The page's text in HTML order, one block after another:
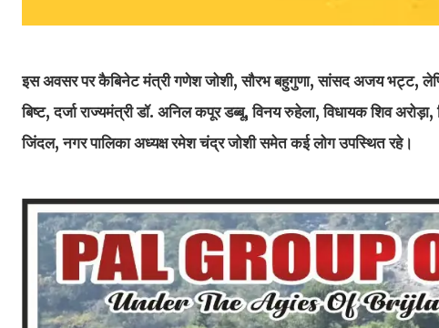
इस अवसर पर कैबिनेट मंत्री गणेश जोशी, सौरभ बहुगुणा, सांसद अजय भट्ट,
बिष्ट, दर्जा राज्यमंत्री डॉ. अनिल कपूर डब्बू, विनय रुहेला, विधायक शिव
जिंदल, नगर पालिका अध्यक्ष रमेश चंद्र जोशी समेत कई लोग उपस्थित रहे।